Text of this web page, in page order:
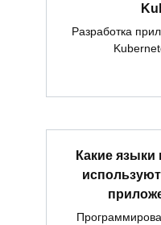
Разработка
Какие